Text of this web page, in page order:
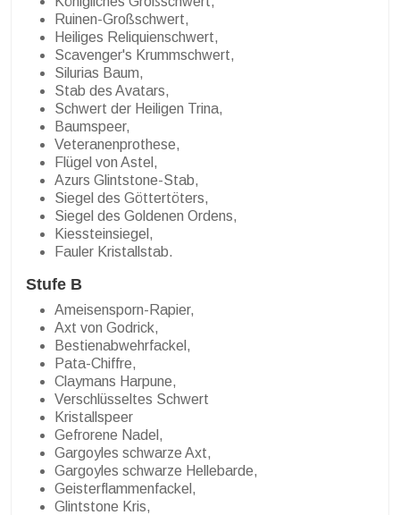
Ruinen-Großschwert,
Heiliges Reliquienschwert,
Scavenger's Krummschwert,
Silurias Baum,
Stab des Avatars,
Schwert der Heiligen Trina,
Baumspeer,
Veteranenprothese,
Flügel von Astel,
Azurs Glintstone-Stab,
Siegel des Göttertöters,
Siegel des Goldenen Ordens,
Kiessteinsiegel,
Fauler Kristallstab.
Stufe B
Ameisensporn-Rapier,
Axt von Godrick,
Bestienabwehrfackel,
Pata-Chiffre,
Claymans Harpune,
Verschlüsseltes Schwert
Kristallspeer
Gefrorene Nadel,
Gargoyles schwarze Axt,
Gargoyles schwarze Hellebarde,
Geisterflammenfackel,
Glintstone Kris,